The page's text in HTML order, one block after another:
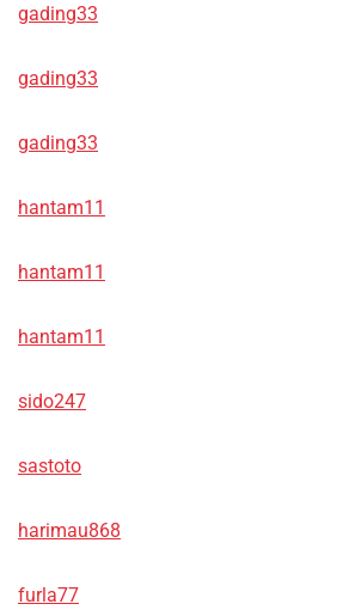
gading33
gading33
gading33
hantam11
hantam11
hantam11
sido247
sastoto
harimau868
furla77